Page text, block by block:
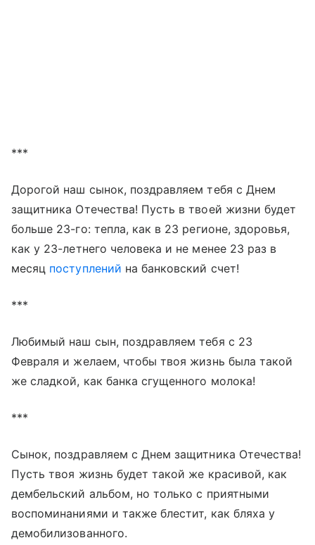
***
Дорогой наш сынок, поздравляем тебя с Днем
защитника Отечества! Пусть в твоей жизни будет
больше 23-го: тепла, как в 23 регионе, здоровья,
как у 23-летнего человека и не менее 23 раз в
месяц поступлений на банковский счет!
***
Любимый наш сын, поздравляем тебя с 23
Февраля и желаем, чтобы твоя жизнь была такой
же сладкой, как банка сгущенного молока!
***
Сынок, поздравляем с Днем защитника Отечества!
Пусть твоя жизнь будет такой же красивой, как
дембельский альбом, но только с приятными
воспоминаниями и также блестит, как бляха у
демобилизованного.